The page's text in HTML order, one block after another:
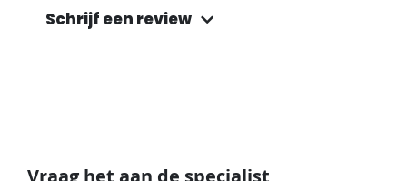
Schrijf een review